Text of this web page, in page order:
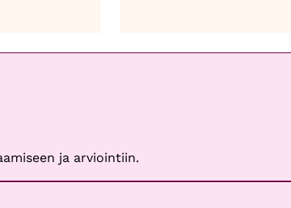
ja arviointiin.